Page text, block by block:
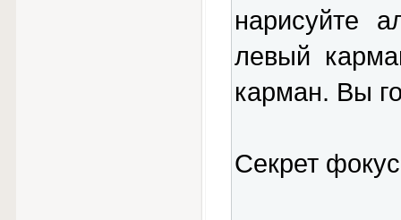
нарисуйте
левый
карман. Вы
Секрет